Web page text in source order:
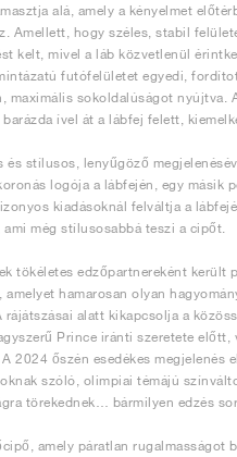
alá, amely a kényelmet
hogy széles, stabil
kelt, mivel a láb közvetlenül
futófelületet egyedi,
sokoldalúságot nyújtva.
ível át a lábfej felett,
stílusos, lenyűgöző
logója a lábfején, egy másik
kiadásoknál felváltja a
még stílusosabbá teszi a cipőt.
tökéletes edzőpartnereként került
hamarosan olyan
alatt kikapcsolja a
Prince iránti szeretete előtt,
2024 őszén esedékes megjelenés
szóló, olimpiai témájú
törekednek… bármilyen edzés
amely páratlan rugalmasságot